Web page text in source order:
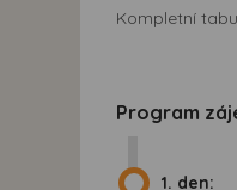
Kompletní
Program
1. den: